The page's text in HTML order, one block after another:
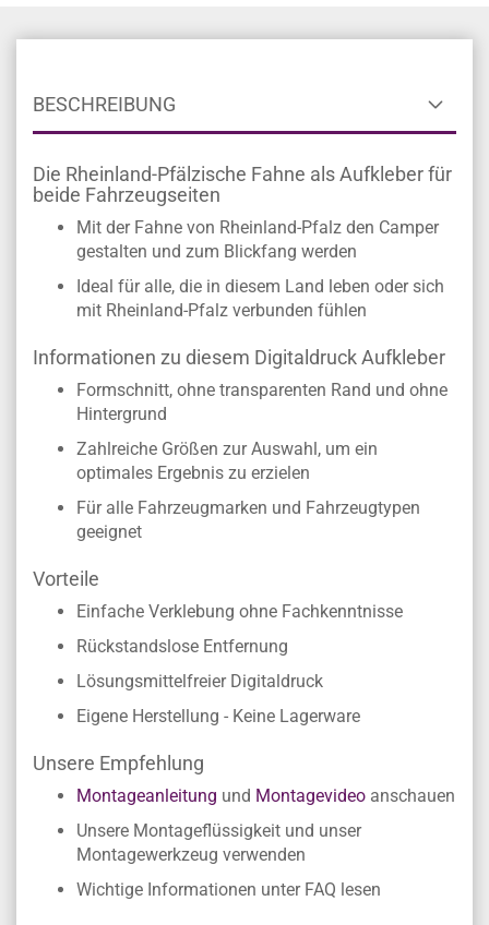
BESCHREIBUNG
Die Rheinland-Pfälzische Fahne als Aufkleber für
beide Fahrzeugseiten
Mit der Fahne von Rheinland-Pfalz den Camper
gestalten und zum Blickfang werden
Ideal für alle, die in diesem Land leben oder sich
mit Rheinland-Pfalz verbunden fühlen
Informationen zu diesem Digitaldruck Aufkleber
Formschnitt, ohne transparenten Rand und ohne
Hintergrund
Zahlreiche Größen zur Auswahl, um ein
optimales Ergebnis zu erzielen
Für alle Fahrzeugmarken und Fahrzeugtypen
geeignet
Vorteile
Einfache Verklebung ohne Fachkenntnisse
Rückstandslose Entfernung
Lösungsmittelfreier Digitaldruck
Eigene Herstellung - Keine Lagerware
Unsere Empfehlung
Montageanleitung und Montagevideo anschauen
Unsere Montageflüssigkeit und unser
Montagewerkzeug verwenden
Wichtige Informationen unter FAQ lesen